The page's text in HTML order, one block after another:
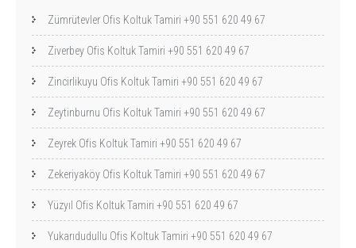
Zümrütevler Ofis Koltuk Tamiri +90 551 620 49 67
Ziverbey Ofis Koltuk Tamiri +90 551 620 49 67
Zincirlikuyu Ofis Koltuk Tamiri +90 551 620 49 67
Zeytinburnu Ofis Koltuk Tamiri +90 551 620 49 67
Zeyrek Ofis Koltuk Tamiri +90 551 620 49 67
Zekeriyaköy Ofis Koltuk Tamiri +90 551 620 49 67
Yüzyıl Ofis Koltuk Tamiri +90 551 620 49 67
Yukarıdudullu Ofis Koltuk Tamiri +90 551 620 49 67